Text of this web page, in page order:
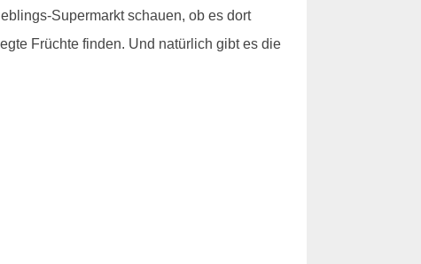
Supermarkt schauen, ob es dort
Früchte finden. Und natürlich gibt es die